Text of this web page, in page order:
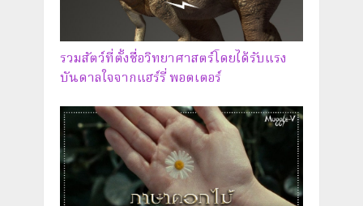
รวมสัตว์ที่ตั้งชื่อวิทยาศาสตร์โดยได้รับแรง
บันดาลใจจากแฮร์รี่ พอตเตอร์